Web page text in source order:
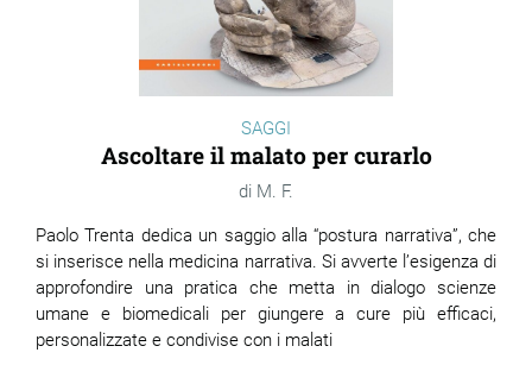
SAGGI
Ascoltare il malato per curarlo
M. F.
Paolo Trenta dedica un saggio alla “postura narrativa”, che
si inserisce nella medicina narrativa. Si avverte l’esigenza di
approfondire una pratica che metta in dialogo scienze
umane e biomedicali per giungere a cure più efficaci,
personalizzate e condivise con i malati